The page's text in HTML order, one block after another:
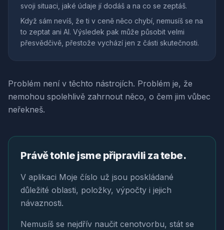
svoji situaci, jaké údaje jí dodáš a na co se zeptáš.
Když sám nevíš, že ti v ceně něco chybí, nemusíš se na
to zeptat ani AI. Výsledek pak může působit velmi
přesvědčivě, přestože vychází jen z části skutečnosti.
Problém není v těchto nástrojích. Problém je, že
nemohou spolehlivě zahrnout něco, o čem jim vůbec
neřekneš.
Právě tohle jsme připravili za tebe.
V aplikaci Moje číslo už jsou poskládané
důležité oblasti, položky, výpočty i jejich
návaznosti.
Nemusíš se nejdřív naučit cenotvorbu, stát se